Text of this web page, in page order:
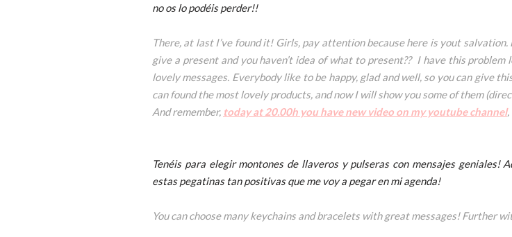
no os lo podéis perder!!
There, at last I’ve found it! Girls, pay attention because here is yout
give a present and you haven’t idea of what to present?? I have this
lovely messages. Everybody like to be happy, glad and well, so you can give
can found the most lovely products, and now I will show you some of them
And remember, today at 20.00h you have new video on my youtube channel,
Tenéis para elegir montones de llaveros y pulseras con mensajes geniales!
estas pegatinas tan positivas que me voy a pegar en mi agenda!
You can choose many keychains and bracelets with great messages! Further